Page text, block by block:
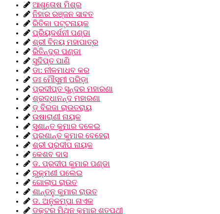
ଆଶୁତୋଷ ମିଶ୍ର
ନିହାର ରଞ୍ଜନ ସାବତ
ରିତିକା ପଟ୍ଟନାୟକ
ପ୍ରିୟଦର୍ଶନୀ ପଣ୍ଡା
ଶ୍ରୀ ବିନୟ ମହାପାତ୍ର
ରିତିନ୍ଦ୍ର ପଣ୍ଡା
ସୁଦିପ୍ତ ପାଣି
ଡା: ନୀଳମାଧବ କର
ଡଃ ମୌସୁମୀ ପରିଡ଼ା
ପ୍ରଦୀପ୍ତ ସୁନ୍ଦର ମହାରଣା
ଶ୍ରଦ୍ଧାନନ୍ଦ ମହାରଣା
ଡ଼ ବିରଜା ରାଉତରାୟ
ଉଷାରାଣୀ ନାୟକ
ସୁଶାନ୍ତ କୁମାର ଦଳେଇ
ପ୍ରଶାନ୍ତ କୁମାର ବେହେରା
ଶ୍ରୀ ପ୍ରଦୀପ ନାୟକ
କେଶବ ଦାସ
ଡ. ପ୍ରଦୀପ କୁମାର ପଣ୍ଡା
ରୁକ୍ମଣୀ ପଲେଇ
ଗୋଲାପ ରାଉତ
ଶାନ୍ତନୁ କୁମାର ରାଉତ
ଡ. ଅନୁକମ୍ପା ନାଏକ
ଡକ୍ଟର ମିଥୁନ କୁମାର ଶତପଥୀ